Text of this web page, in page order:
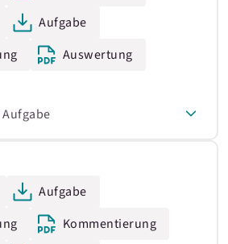
Aufgabe
Auswertung
Aufgabe
Kommentierung